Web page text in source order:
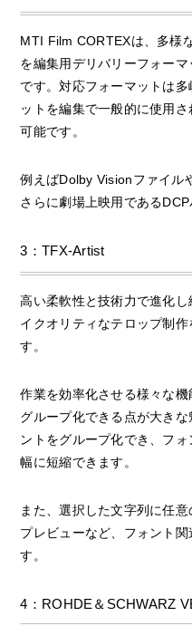
MTI Film CORTEXは、多様
を編集用デリバリーフォー
です。対応フォーマットは
ットを編集で一般的に使用
可能です。
例えばDolby Visionファイル
さらに劇場上映用である
3：TFX-Artist
高い柔軟性と技術力で進化
イクオリティなテロップ制
す。
作業を効率化させる様々な
グループ化できる点が大き
ントをグループ化でき、フ
幅に短縮できます。
また、選択した文字列に任
プレビューなど、フォント
す。
4：ROHDE＆SCHWARZ